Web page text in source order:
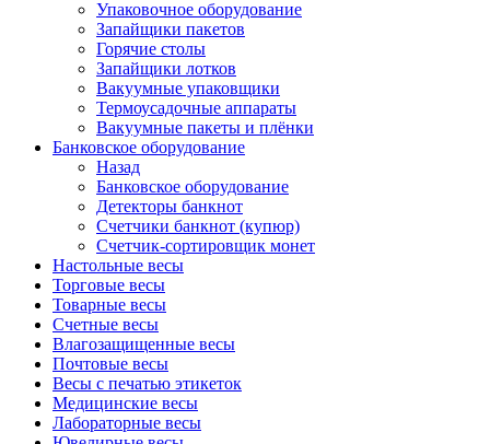
Упаковочное оборудование
Запайщики пакетов
Горячие столы
Запайщики лотков
Вакуумные упаковщики
Термоусадочные аппараты
Вакуумные пакеты и плёнки
Банковское оборудование
Назад
Банковское оборудование
Детекторы банкнот
Cчетчики банкнот (купюр)
Счетчик-сортировщик монет
Настольные весы
Торговые весы
Товарные весы
Счетные весы
Влагозащищенные весы
Почтовые весы
Весы с печатью этикеток
Медицинские весы
Лабораторные весы